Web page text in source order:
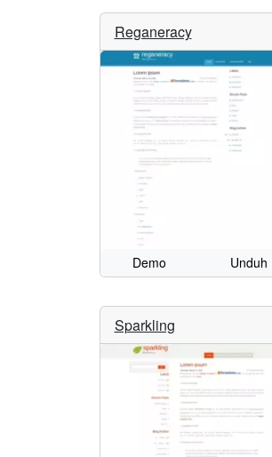
Reganeracy
Demo Unduh
Sparkling